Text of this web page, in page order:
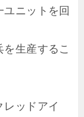
ニットを回
生産するこ
ッドアイ